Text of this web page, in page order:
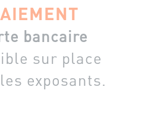
bancaire
sur place
exposants.